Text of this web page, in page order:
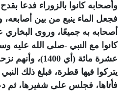
وأصحابه كانوا بالزوراء فدعا
فجعل الماء ينبع من بين
أصحابه به جميعًا، وروى
كانوا مع النبي -صلى الله عليه
عشرة مائة (أي
يتركوا فيها قطرة، فبلغ ذلك
فأتاها، فجلس على شفيرها، ثم